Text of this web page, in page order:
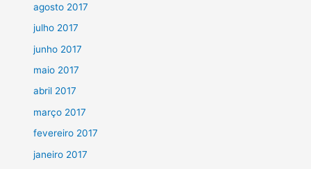
agosto 2017
julho 2017
junho 2017
maio 2017
abril 2017
março 2017
fevereiro 2017
janeiro 2017